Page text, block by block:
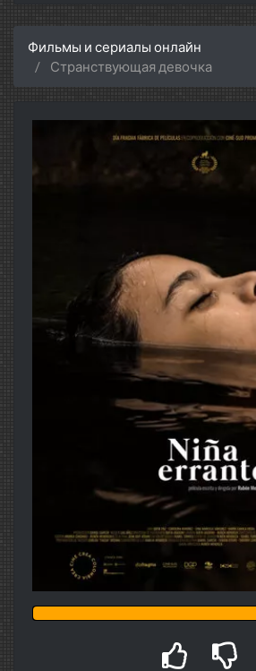
Фильмы и сериалы онлайн
Странствующая девочка